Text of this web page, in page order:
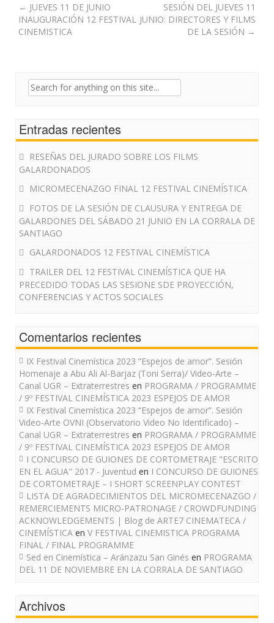
Post
navigation
← JUEVES 11 DE JUNIO
INAUGURACIÓN 12 FESTIVAL
CINEMISTICA
SESIÓN DEL JUEVES 11
JUNIO: DIRECTORES Y FILMS
DE LA SESIÓN →
Search
Entradas recientes
RESEÑAS DEL JURADO SOBRE LOS FILMS
GALARDONADOS
MICROMECENAZGO FINAL 12 FESTIVAL CINEMÍSTICA
FOTOS DE LA SESIÓN DE CLAUSURA Y ENTREGA DE
GALARDONES DEL SÁBADO 21 JUNIO EN LA CORRALA DE
SANTIAGO
GALARDONADOS 12 FESTIVAL CINEMÍSTICA
TRAILER DEL 12 FESTIVAL CINEMÍSTICA QUE HA
PRECEDIDO TODAS LAS SESIONE SDE PROYECCIÓN,
CONFERENCIAS Y ACTOS SOCIALES
Comentarios recientes
IX Festival Cinemística 2023 “Espejos de amor”. Sesión
Homenaje a Abu Ali Al-Barjaz (Toni Serra)/ Video-Arte –
Canal UGR – Extraterrestres en PROGRAMA / PROGRAMME
/ 9º FESTIVAL CINEMÍSTICA 2023 ESPEJOS DE AMOR
IX Festival Cinemística 2023 “Espejos de amor”. Sesión
Video-Arte OVNI (Observatorio Video No Identificado) –
Canal UGR – Extraterrestres en PROGRAMA / PROGRAMME
/ 9º FESTIVAL CINEMÍSTICA 2023 ESPEJOS DE AMOR
I CONCURSO DE GUIONES DE CORTOMETRAJE "ESCRITO
EN EL AGUA" 2017 - Juventud en I CONCURSO DE GUIONES
DE CORTOMETRAJE – I SHORT SCREENPLAY CONTEST
LISTA DE AGRADECIMIENTOS DEL MICROMECENAZGO /
REMERCIEMENTS MICRO-PATRONAGE / CROWDFUNDING
ACKNOWLEDGEMENTS | Blog de ARTE7 CINEMATECA /
CINEMÍSTICA en V FESTIVAL CINEMISTICA PROGRAMA
FINAL / FINAL PROGRAMME
Sed en Cinemística – Aránzazu San Ginés en PROGRAMA
DEL 11 DE NOVIEMBRE EN LA CORRALA DE SANTIAGO
Archivos